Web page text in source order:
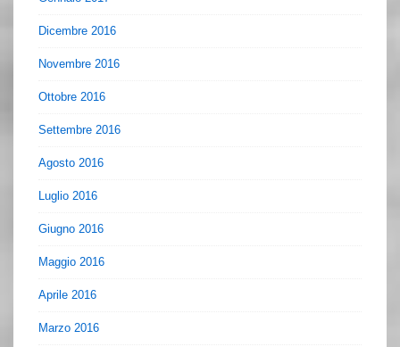
Dicembre 2016
Novembre 2016
Ottobre 2016
Settembre 2016
Agosto 2016
Luglio 2016
Giugno 2016
Maggio 2016
Aprile 2016
Marzo 2016